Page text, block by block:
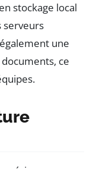
stockage local
serveurs
une
ce